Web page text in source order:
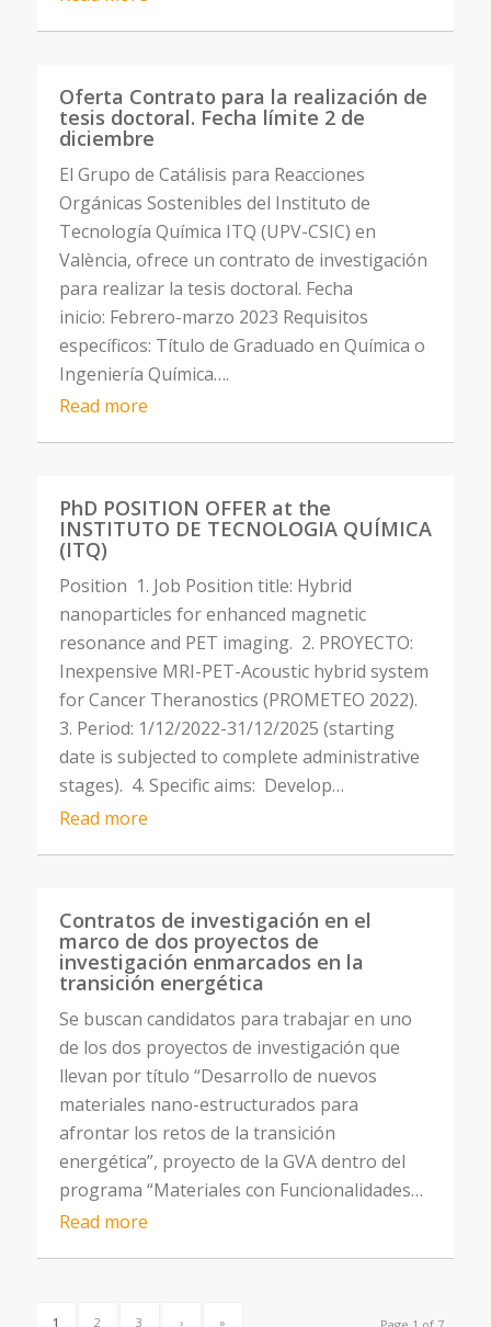
Oferta Contrato para la realización de
tesis doctoral. Fecha límite 2 de
diciembre
El Grupo de Catálisis para Reacciones
Orgánicas Sostenibles del Instituto de
Tecnología Química ITQ (UPV-CSIC) en
València, ofrece un contrato de investigación
para realizar la tesis doctoral. Fecha
inicio: Febrero-marzo 2023 Requisitos
específicos: Título de Graduado en Química o
Ingeniería Química….
Read more
PhD POSITION OFFER at the
INSTITUTO DE TECNOLOGIA QUÍMICA
(ITQ)
Position 1. Job Position title: Hybrid
nanoparticles for enhanced magnetic
resonance and PET imaging. 2. PROYECTO:
Inexpensive MRI-PET-Acoustic hybrid system
for Cancer Theranostics (PROMETEO 2022).
3. Period: 1/12/2022-31/12/2025 (starting
date is subjected to complete administrative
stages). 4. Specific aims: Develop…
Read more
Contratos de investigación en el
marco de dos proyectos de
investigación enmarcados en la
transición energética
Se buscan candidatos para trabajar en uno
de los dos proyectos de investigación que
llevan por título “Desarrollo de nuevos
materiales nano-estructurados para
afrontar los retos de la transición
energética”, proyecto de la GVA dentro del
programa “Materiales con Funcionalidades…
Read more
1 2 3 › »